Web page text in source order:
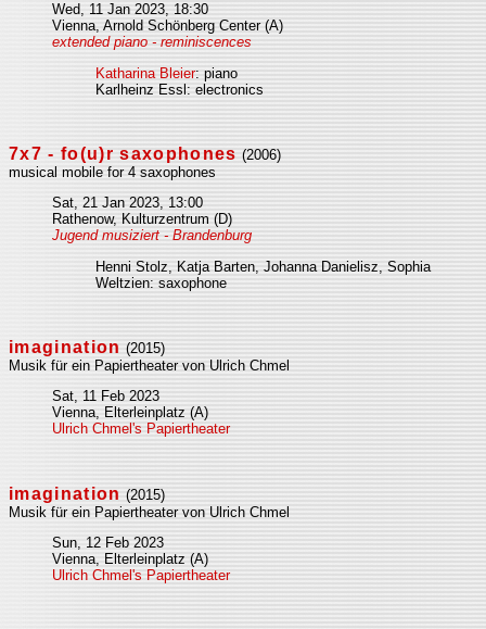
Wed, 11 Jan 2023, 18:30
Vienna, Arnold Schönberg Center (A)
extended piano - reminiscences
Katharina Bleier: piano
Karlheinz Essl: electronics
7x7 - fo(u)r saxophones (2006)
musical mobile for 4 saxophones
Sat, 21 Jan 2023, 13:00
Rathenow, Kulturzentrum (D)
Jugend musiziert - Brandenburg
Henni Stolz, Katja Barten, Johanna Danielisz, Sophia
Weltzien: saxophone
imagination (2015)
Musik für ein Papiertheater von Ulrich Chmel
Sat, 11 Feb 2023
Vienna, Elterleinplatz (A)
Ulrich Chmel's Papiertheater
imagination (2015)
Musik für ein Papiertheater von Ulrich Chmel
Sun, 12 Feb 2023
Vienna, Elterleinplatz (A)
Ulrich Chmel's Papiertheater